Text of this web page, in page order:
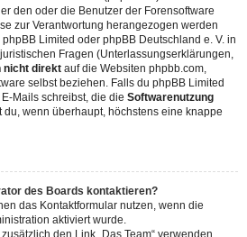
den oder die Benutzer der Forensoftware
zur Verantwortung herangezogen werden
Limited oder phpBB Deutschland e. V. in
Fragen (Unterlassungserklärungen,
nicht direkt auf die Websiten phpbb.com,
selbst beziehen. Falls du phpBB Limited
Mails schreibst, die die Softwarenutzung
du, wenn überhaupt, höchstens eine knappe
des Boards kontaktieren?
das Kontaktformular nutzen, wenn die
aktiviert wurde.
den Link „Das Team“ verwenden.